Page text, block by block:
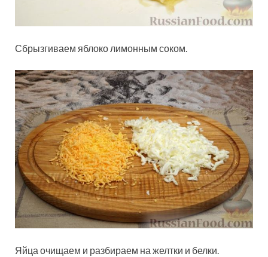
Сбрызгиваем яблоко лимонным соком.
Яйца очищаем и разбираем на желтки и белки.